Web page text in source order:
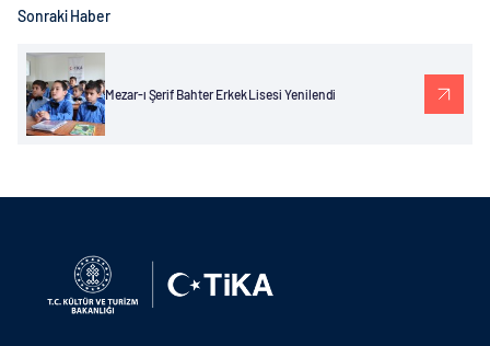
Sonraki Haber
Mezar-ı Şerif Bahter Erkek Lisesi Yenilendi